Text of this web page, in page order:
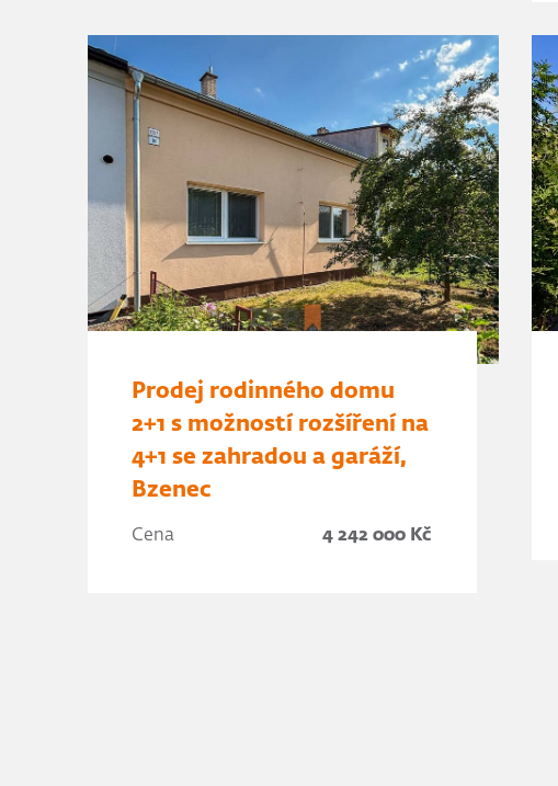
Prodej rodinného domu
2+1 s možností rozšíření na
4+1 se zahradou a garáží,
Bzenec
Cena 4 242 000 Kč